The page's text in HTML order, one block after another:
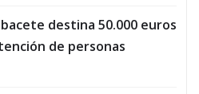
destina 50.000 euros
de personas